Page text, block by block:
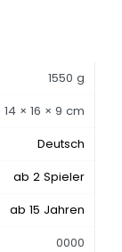
1550 g
14 × 16 × 9 cm
Deutsch
ab 2 Spieler
ab 15 Jahren
0000